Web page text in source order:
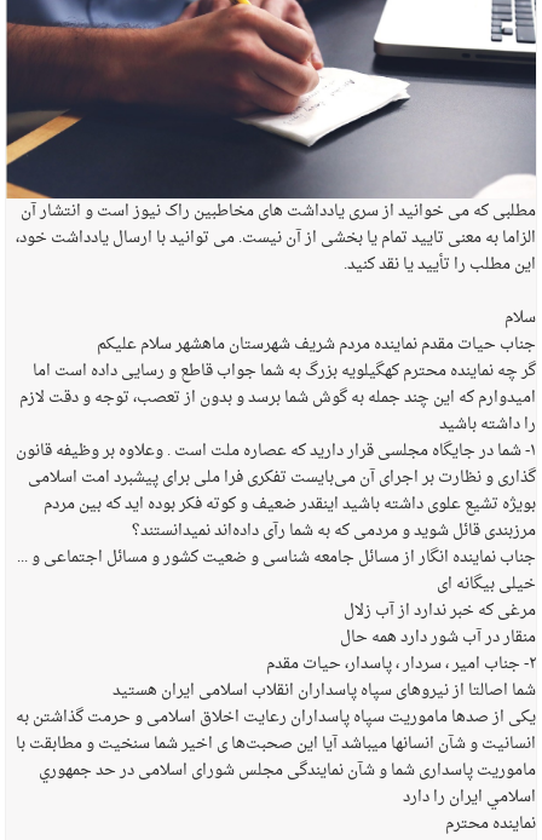
مطلبی که می خوانید از سری یادداشت های مخاطبین راک نیوز است و انتشار آن
الزاما به معنی تایید تمام یا بخشی از آن نیست. می توانید با ارسال یادداشت خود،
این مطلب را تأیید یا نقد کنید.
سلام
جناب حیات مقدم نماینده مردم شریف شهرستان ماهشهر سلام علیکم
گر چه نماینده محترم کهگیلویه بزرگ به شما جواب قاطع و رسایی داده است اما
امیدوارم که این چند جمله به گوش شما برسد و بدون از تعصب، توجه و دقت لازم
را داشته باشید
۱- شما در جایگاه مجلسی قرار دارید که عصاره ملت است . وعلاوه بر وظیفه قانون
گذاری و نظارت بر اجرای آن می‌بایست تفکری فرا ملی برای پیشبرد امت اسلامی
بویژه تشیع علوی داشته باشید اینقدر ضعیف و کوته فکر بوده اید که بین مردم
مرزبندی قائل شوید و مردمی که به شما رآی داده‌اند نمیدانستند؟
جناب نماینده انگار از مسائل جامعه شناسی و ضعیت کشور و مسائل اجتماعی و ...
خیلی بیگانه ای
مرغی که خبر ندارد از آب زلال
منقار در آب شور دارد همه حال
۲- جناب امیر ، سردار ، پاسدار، حیات مقدم
شما اصالتا از نیروهای سپاه پاسداران انقلاب اسلامی ایران هستید
یکی از صدها ماموریت سپاه پاسداران رعایت اخلاق اسلامی و حرمت‌ گذاشتن به
انسانیت و شآن انسانها میباشد آیا این صحبت‌ها ی اخیر شما سنخیت و مطابقت با
ماموریت پاسداری شما و شآن نمایندگی مجلس شورای اسلامی در حد جمهوري
اسلامي ايران را دارد
نماینده محترم